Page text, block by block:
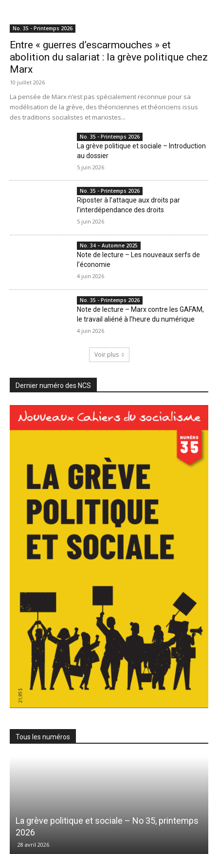
No. 35 - Printemps 2026
Entre « guerres d’escarmouches » et
abolition du salariat : la grève politique chez
Marx
10 juillet 2026
La pensée de Marx n’est pas spécialement reconnue pour sa
modélisation de la grève, des théoriciennes et théoriciens issus
des traditions socialistes et marxistes...
No. 35 - Printemps 2026
La grève politique et sociale – Introduction
au dossier
5 juin 2026
No. 35 - Printemps 2026
Riposter à l’attaque aux droits par
l’interdépendance des droits
5 juin 2026
No. 34 – Automne 2025
Note de lecture – Les nouveaux serfs de
l’économie
4 juin 2026
No. 35 - Printemps 2026
Note de lecture – Marx contre les GAFAM,
le travail aliéné à l’heure du numérique
4 juin 2026
Voir plus
Dernier numéro des NCS
Tous les numéros
La grève politique et sociale – No 35, printemps
2026
28 avril 2026